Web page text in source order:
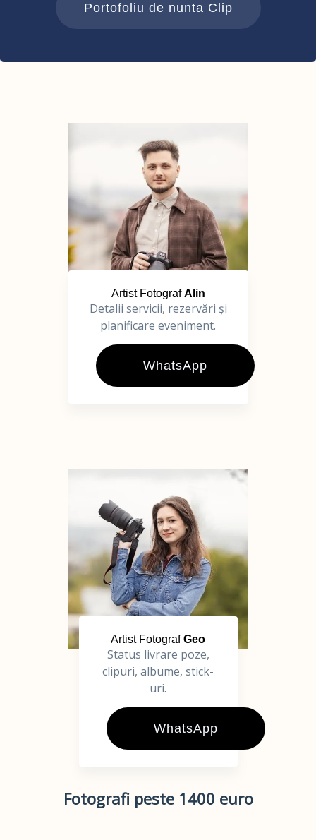
Portofoliu de nunta Clip
Artist FotografAlin
Detalii servicii, rezervări și
planificare eveniment.
WhatsApp
Artist FotografGeo
Status livrare poze,
clipuri, albume, stick-
uri.
WhatsApp
Fotografi peste 1400 euro